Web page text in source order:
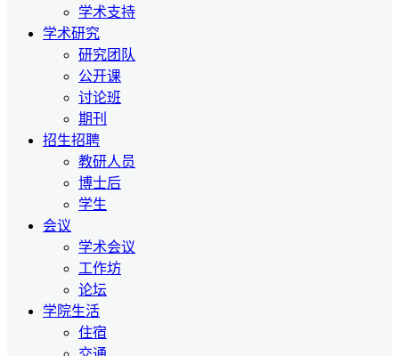
学术支持
学术研究
研究团队
公开课
讨论班
期刊
招生招聘
教研人员
博士后
学生
会议
学术会议
工作坊
论坛
学院生活
住宿